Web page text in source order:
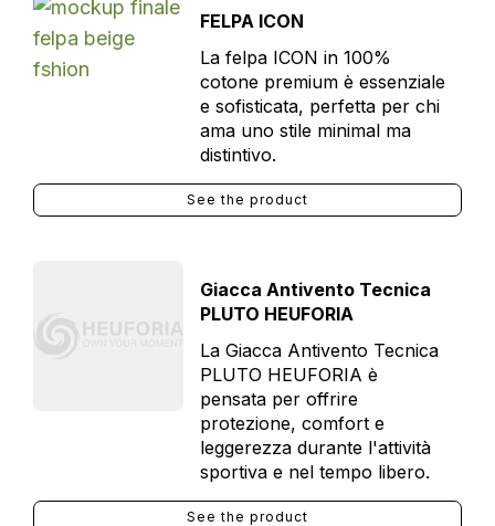
FELPA ICON
La felpa ICON in 100%
cotone premium è essenziale
e sofisticata, perfetta per chi
ama uno stile minimal ma
distintivo.
See the product
Giacca Antivento Tecnica
PLUTO HEUFORIA
La Giacca Antivento Tecnica
PLUTO HEUFORIA è
pensata per offrire
protezione, comfort e
leggerezza durante l'attività
sportiva e nel tempo libero.
See the product